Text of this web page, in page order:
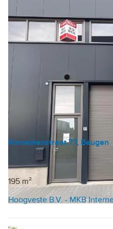
Romeinenstraat 77, Beugen
Bedrijfshal
€ 83 /m²/jaar
195 m²
Hoogveste B.V. - MKB